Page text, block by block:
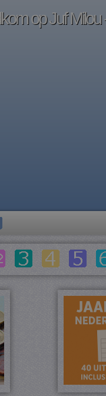
op Juf Milou